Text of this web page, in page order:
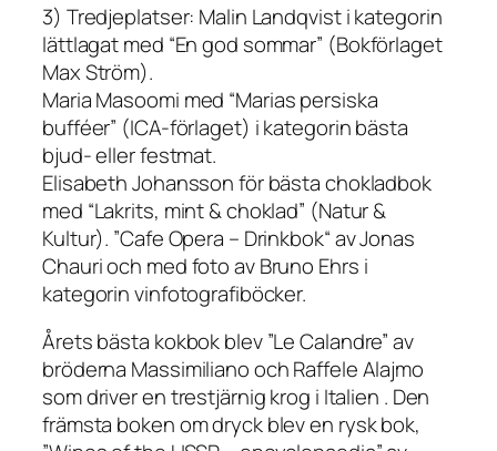
3) Tredjeplatser: Malin Landqvist i kategorin
lättlagat med “En god sommar” (Bokförlaget
Max Ström).
Maria Masoomi med “Marias persiska
bufféer” (ICA-förlaget) i kategorin bästa
bjud- eller festmat.
Elisabeth Johansson för bästa chokladbok
med “Lakrits, mint & choklad” (Natur &
Kultur). ”Cafe Opera – Drinkbok“ av Jonas
Chauri och med foto av Bruno Ehrs i
kategorin vinfotografiböcker.
Årets bästa kokbok blev ”Le Calandre” av
bröderna Massimiliano och Raffele Alajmo
som driver en trestjärnig krog i Italien . Den
främsta boken om dryck blev en rysk bok,